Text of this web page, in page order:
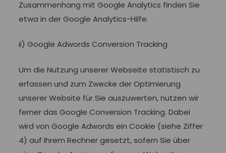
Zusammenhang mit Google Analytics finden Sie
etwa in der Google Analytics-Hilfe.
ii) Google Adwords Conversion Tracking
Um die Nutzung unserer Webseite statistisch zu
erfassen und zum Zwecke der Optimierung
unserer Website für Sie auszuwerten, nutzen wir
ferner das Google Conversion Tracking. Dabei
wird von Google Adwords ein Cookie (siehe Ziffer
4) auf Ihrem Rechner gesetzt, sofern Sie über